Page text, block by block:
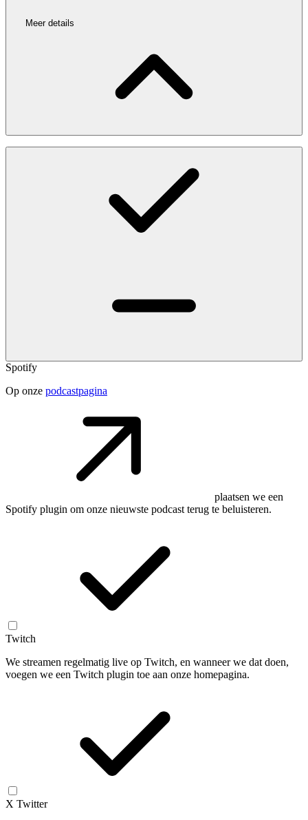
Meer details
Spotify
Op onze podcastpagina
plaatsen we een
Spotify plugin om onze nieuwste podcast terug te beluisteren.
Twitch
We streamen regelmatig live op Twitch, en wanneer we dat doen,
voegen we een Twitch plugin toe aan onze homepagina.
X Twitter